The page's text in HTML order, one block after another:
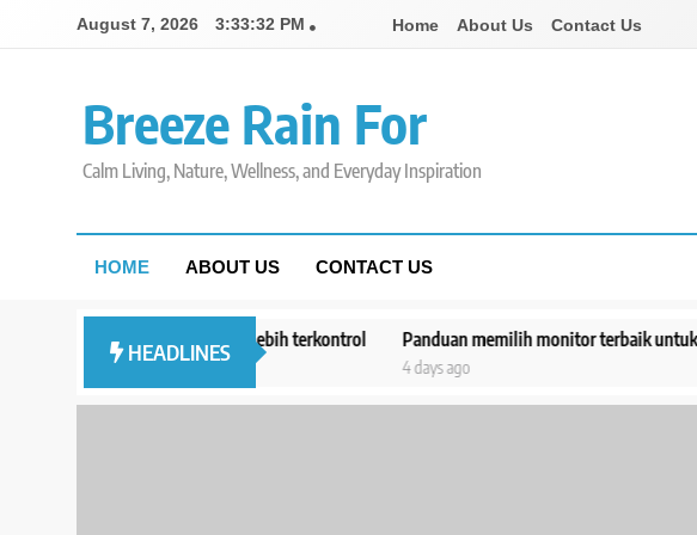
August 7, 2026 3:33:33 PM Home About Us Contact Us
Breeze Rain For
Calm Living, Nature, Wellness, and Everyday Inspiration
HOME ABOUT US CONTACT US
HEADLINES
agar pengeluaran lebih terkontrol Panduan memilih monitor terbaik untuk desain